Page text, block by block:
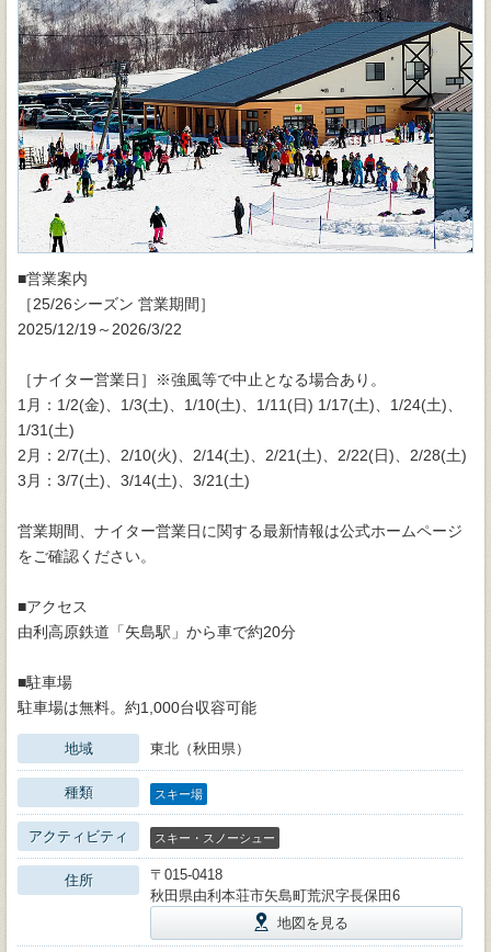
■営業案内
［25/26シーズン 営業期間］
2025/12/19～2026/3/22
［ナイター営業日］※強風等で中止となる場合あり。
1月：1/2(金)、1/3(土)、1/10(土)、1/11(日) 1/17(土)、1/24(土)、
1/31(土)
2月：2/7(土)、2/10(火)、2/14(土)、2/21(土)、2/22(日)、2/28(土)
3月：3/7(土)、3/14(土)、3/21(土)
営業期間、ナイター営業日に関する最新情報は公式ホームページ
をご確認ください。
■アクセス
由利高原鉄道「矢島駅」から車で約20分
■駐車場
駐車場は無料。約1,000台収容可能
地域 東北（秋田県）
種類 スキー場
アクティビティ スキー・スノーシュー
住所
〒015-0418
秋田県由利本荘市矢島町荒沢字長保田6
地図を見る